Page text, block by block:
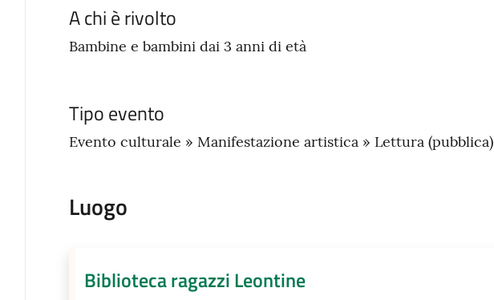
A chi è rivolto
Bambine e bambini dai 3 anni di età
Tipo evento
Evento culturale » Manifestazione artistica » Lettura (pubblica)
Luogo
Biblioteca ragazzi Leontine